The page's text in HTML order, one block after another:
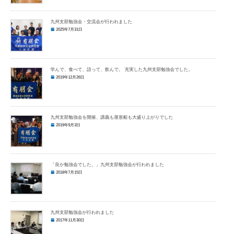
九州支部勉強会・交流会が行われました
2025年7月31日
学んで、食べて、語って、飲んで。 充実した九州支部勉強会でした。
2019年12月26日
九州支部勉強会を開催、講義も屋形船も大盛り上がりでした
2019年9月3日
「良か勉強会でした。」九州支部勉強会が行われました
2018年7月15日
九州支部勉強会が行われました
2017年11月30日